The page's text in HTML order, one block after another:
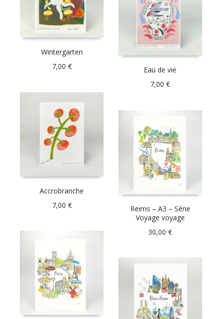
Wintergarten
7,00 €
Eau de vie
7,00€
Accrobranche
7,00 €
Reims – A3 – Série
Voyage voyage
30,00€